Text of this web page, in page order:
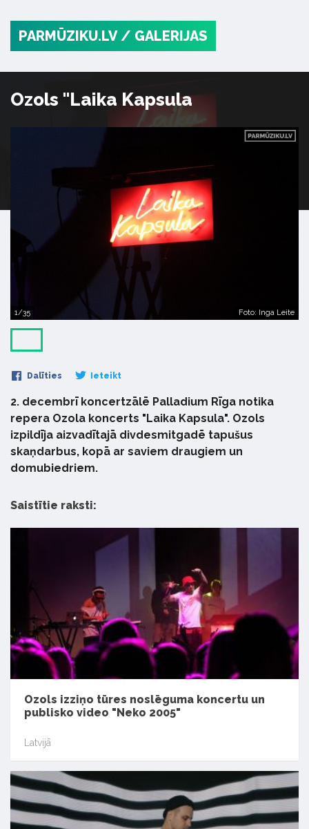
PARMŪZIKU.LV / GALERIJAS
Ozols "Laika Kapsula
1/35 Foto: Inga Leite
Dalīties Ieteikt
2. decembrī koncertzālē Palladium Rīga notika
repera Ozola koncerts "Laika Kapsula". Ozols
izpildīja aizvadītajā divdesmitgadē tapušus
skaņdarbus, kopā ar saviem draugiem un
domubiedriem.
Saistītie raksti:
Ozols izziņo tūres noslēguma koncertu un
publisko video "Neko 2005"
Latvijā